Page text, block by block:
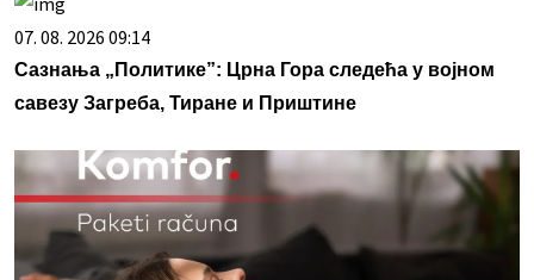
07. 08. 2026 09:14
Сазнања „Политике”: Црна Гора следећа у војном
савезу Загреба, Тиране и Приштине